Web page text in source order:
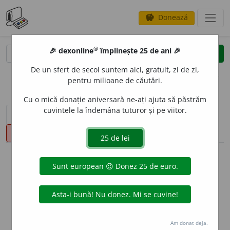
savings Donează
clear
opțiuni
sinteza definițiilor (1) definiții (15)
declinări
info
Aceste definiții sunt compilate de
echipa dexonline. Definițiile
originale se află pe filadefiniții.
Puteți reordona filele pe pagina de
🎉 dexonline® împlinește 25 de ani 🎉
De un sfert de secol suntem aici, gratuit, zi de zi,
pentru milioane de căutări.
Cu o mică donație aniversară ne-ați ajuta să păstrăm
cuvintele la îndemâna tuturor și pe viitor.
Am donat deja.